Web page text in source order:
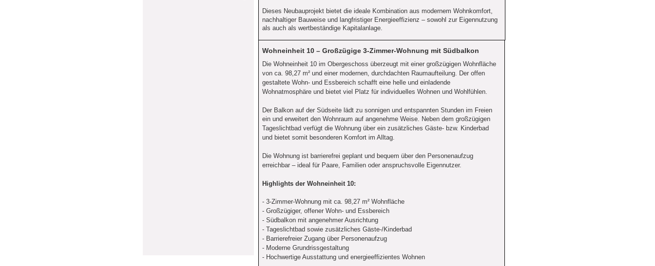
Dieses Neubauprojekt bietet die ideale Kombination aus modernem Wohnkomfort,
nachhaltiger Bauweise und langfristiger Energieeffizienz – sowohl zur Eigennutzung
als auch als wertbeständige Kapitalanlage.
Die Wohneinheit 10 im Obergeschoss überzeugt mit einer großzügigen Wohnfläche
von ca. 98,27 m² und einer modernen, durchdachten Raumaufteilung. Der offen
gestaltete Wohn- und Essbereich schafft eine helle und einladende
Wohnatmosphäre und bietet viel Platz für individuelles Wohnen und Wohlfühlen.
Der Balkon auf der Südseite lädt zu sonnigen und entspannten Stunden im Freien
ein und erweitert den Wohnraum auf angenehme Weise. Neben dem großzügigen
Tageslichtbad verfügt die Wohnung über ein zusätzliches Gäste- bzw. Kinderbad
und bietet somit besonderen Komfort im Alltag.
Die Wohnung ist barrierefrei geplant und bequem über den Personenaufzug
erreichbar – ideal für Paare, Familien oder anspruchsvolle Eigennutzer.
Highlights der Wohneinheit 10:
- 3-Zimmer-Wohnung mit ca. 98,27 m² Wohnfläche
- Großzügiger, offener Wohn- und Essbereich
- Südbalkon mit angenehmer Ausrichtung
- Tageslichtbad sowie zusätzliches Gäste-/Kinderbad
- Barrierefreier Zugang über Personenaufzug
- Moderne Grundrissgestaltung
- Hochwertige Ausstattung und energieeffizientes Wohnen
Wohneinheit 10 – Großzügige 3-Zimmer-Wohnung mit Südbalkon